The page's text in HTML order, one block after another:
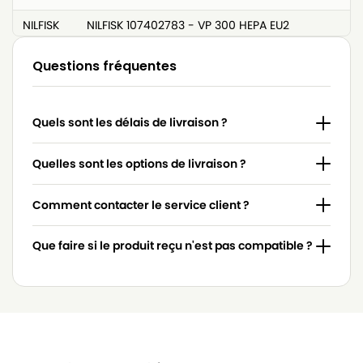
NILFISK
NILFISK 107402783 - VP 300 HEPA EU2
NILFISK
NILFISK 107402787
NILFISK
NILFISK 107402787 - SALTIX 10
NILFISK
NILFISK 107402787 - SALTIX 10Sauger
NILFISK
NILFISK 107405588 - SALTIX 10 UK
NILFISK
NILFISK 107406530 - VP300 HEPA JP
Questions fréquentes
Quels sont les délais de livraison ?
Quelles sont les options de livraison ?
Comment contacter le service client ?
Que faire si le produit reçu n'est pas compatible ?